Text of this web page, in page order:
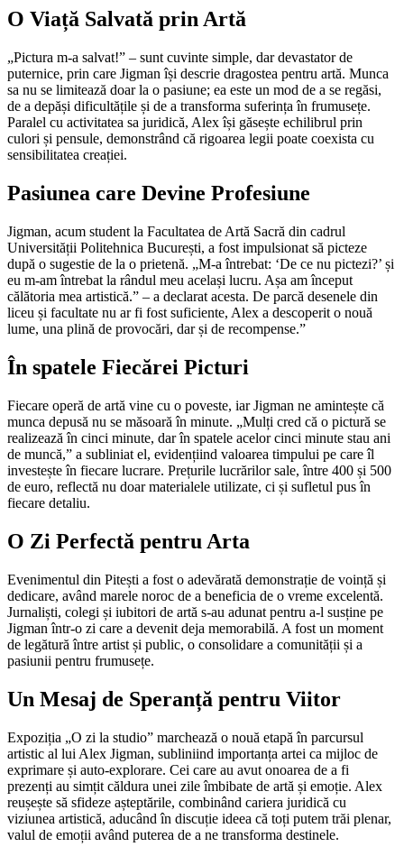
O Viață Salvată prin Artă
„Pictura m-a salvat!” – sunt cuvinte simple, dar devastator de
puternice, prin care Jigman își descrie dragostea pentru artă. Munca
sa nu se limitează doar la o pasiune; ea este un mod de a se regăsi,
de a depăși dificultățile și de a transforma suferința în frumusețe.
Paralel cu activitatea sa juridică, Alex își găsește echilibrul prin
culori și pensule, demonstrând că rigoarea legii poate coexista cu
sensibilitatea creației.
Pasiunea care Devine Profesiune
Jigman, acum student la Facultatea de Artă Sacră din cadrul
Universității Politehnica București, a fost impulsionat să picteze
după o sugestie de la o prietenă. „M-a întrebat: ‘De ce nu pictezi?’ și
eu m-am întrebat la rândul meu același lucru. Așa am început
călătoria mea artistică.” – a declarat acesta. De parcă desenele din
liceu și facultate nu ar fi fost suficiente, Alex a descoperit o nouă
lume, una plină de provocări, dar și de recompense.”
În spatele Fiecărei Picturi
Fiecare operă de artă vine cu o poveste, iar Jigman ne amintește că
munca depusă nu se măsoară în minute. „Mulți cred că o pictură se
realizează în cinci minute, dar în spatele acelor cinci minute stau ani
de muncă,” a subliniat el, evidențiind valoarea timpului pe care îl
investește în fiecare lucrare. Prețurile lucrărilor sale, între 400 și 500
de euro, reflectă nu doar materialele utilizate, ci și sufletul pus în
fiecare detaliu.
O Zi Perfectă pentru Arta
Evenimentul din Pitești a fost o adevărată demonstrație de voință și
dedicare, având marele noroc de a beneficia de o vreme excelentă.
Jurnaliști, colegi și iubitori de artă s-au adunat pentru a-l susține pe
Jigman într-o zi care a devenit deja memorabilă. A fost un moment
de legătură între artist și public, o consolidare a comunității și a
pasiunii pentru frumusețe.
Un Mesaj de Speranță pentru Viitor
Expoziția „O zi la studio” marchează o nouă etapă în parcursul
artistic al lui Alex Jigman, subliniind importanța artei ca mijloc de
exprimare și auto-explorare. Cei care au avut onoarea de a fi
prezenți au simțit căldura unei zile îmbibate de artă și emoție. Alex
reușește să sfideze așteptările, combinând cariera juridică cu
viziunea artistică, aducând în discuție ideea că toți putem trăi plenar,
valul de emoții având puterea de a ne transforma destinele.